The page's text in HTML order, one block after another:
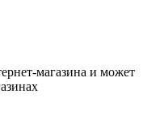
магазина и может